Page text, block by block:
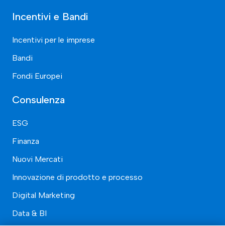
Incentivi e Bandi
Incentivi per le imprese
Bandi
Fondi Europei
Consulenza
ESG
Finanza
Nuovi Mercati
Innovazione di prodotto e processo
Digital Marketing
Data & BI